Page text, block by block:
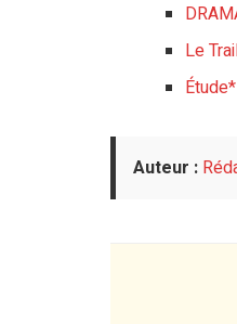
Le
Auteur :